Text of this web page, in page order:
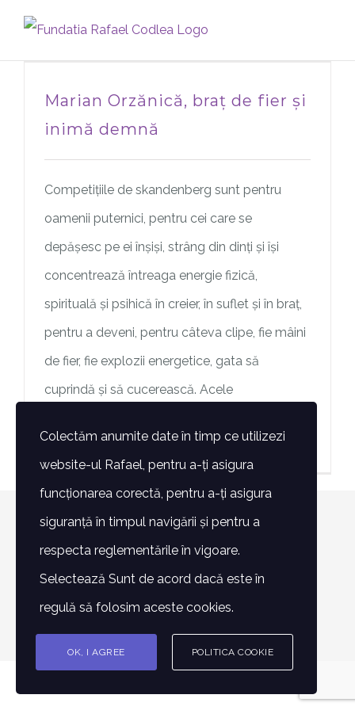
Marian Orzănică, braț de fier și
inimă demnă
Competițiile de skandenberg sunt pentru
oamenii puternici, pentru cei care se
depășesc pe ei înșiși, strâng din dinți și își
concentrează întreaga energie fizică,
spirituală și psihică în creier, în suflet și în braț,
pentru a deveni, pentru câteva clipe, fie mâini
de fier, fie explozii energetice, gata să
cuprindă și să cucerească. Acele
> Mai mult
© Copyright 2007 -2026 | Toate drepturile rezervate -
Fundatia Rafael | POWERED BYAlin Lazăr
FacebookInstagram
E-
Colectăm anumite date în timp ce utilizezi
website-ul Rafael, pentru a-ți asigura
funcționarea corectă, pentru a-ți asigura
siguranță în timpul navigării și pentru a
respecta reglementările în vigoare.
Selectează Sunt de acord dacă este în
regulă să folosim aceste cookies.
OK, I AGREE POLITICA COOKIE